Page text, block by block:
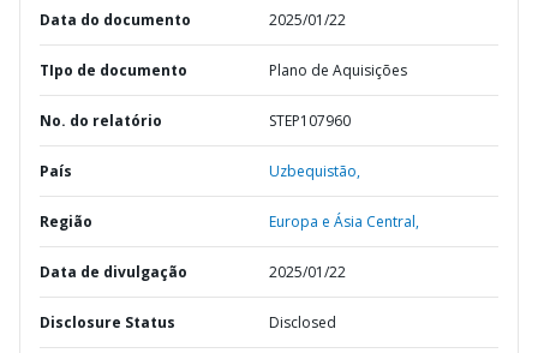
Data do documento 2025/01/22
TIpo de documento Plano de Aquisições
No. do relatório STEP107960
País Uzbequistão,
Região Europa e Ásia Central,
Data de divulgação 2025/01/22
Disclosure Status Disclosed